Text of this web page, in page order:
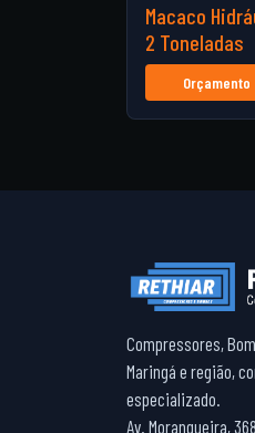
Macaco
2 Toneladas
Orçamento
Compressores,
Maringá e região,
especializado.
Av. Morangueira,